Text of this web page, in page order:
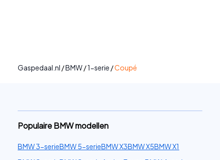
Gaspedaal.nl /BMW/1-serie /Coupé
Populaire BMW modellen
BMW 3-serieBMW 5-serieBMW X3BMW X5BMW X1